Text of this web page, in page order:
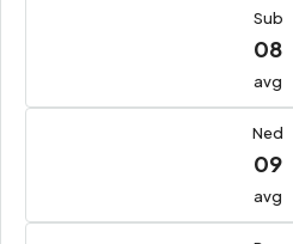
Sub
08
avg
Ned
09
avg